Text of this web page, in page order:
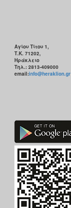
Αγίου Τίτου 1,
Τ.Κ. 71202,
Ηράκλειο
Τηλ.: 2813-409000
email:info@heraklion.gr